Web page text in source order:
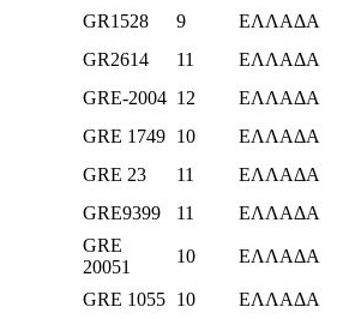
GR1528 9 ΕΛΛΑΔΑ
GR2614 11 ΕΛΛΑΔΑ
GRE-2004 12 ΕΛΛΑΔΑ
GRE 1749 10 ΕΛΛΑΔΑ
GRE 23 11 ΕΛΛΑΔΑ
GRE9399 11 ΕΛΛΑΔΑ
GRΕ
20051
10 ΕΛΛΑΔΑ
GRE 1055 10 ΕΛΛΑΔΑ